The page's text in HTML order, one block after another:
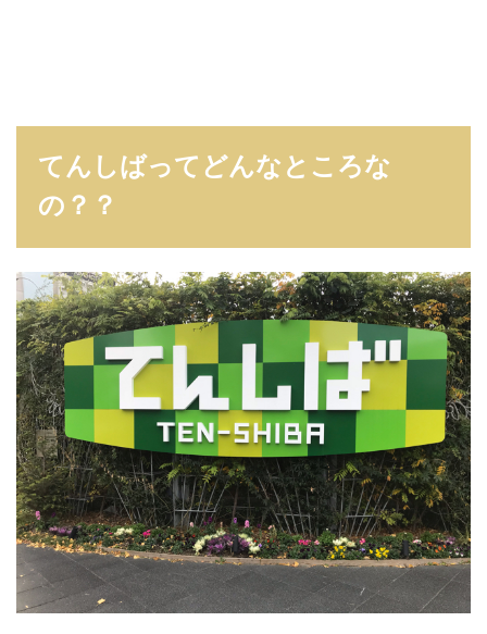
てんしばってどんなところな
の？？